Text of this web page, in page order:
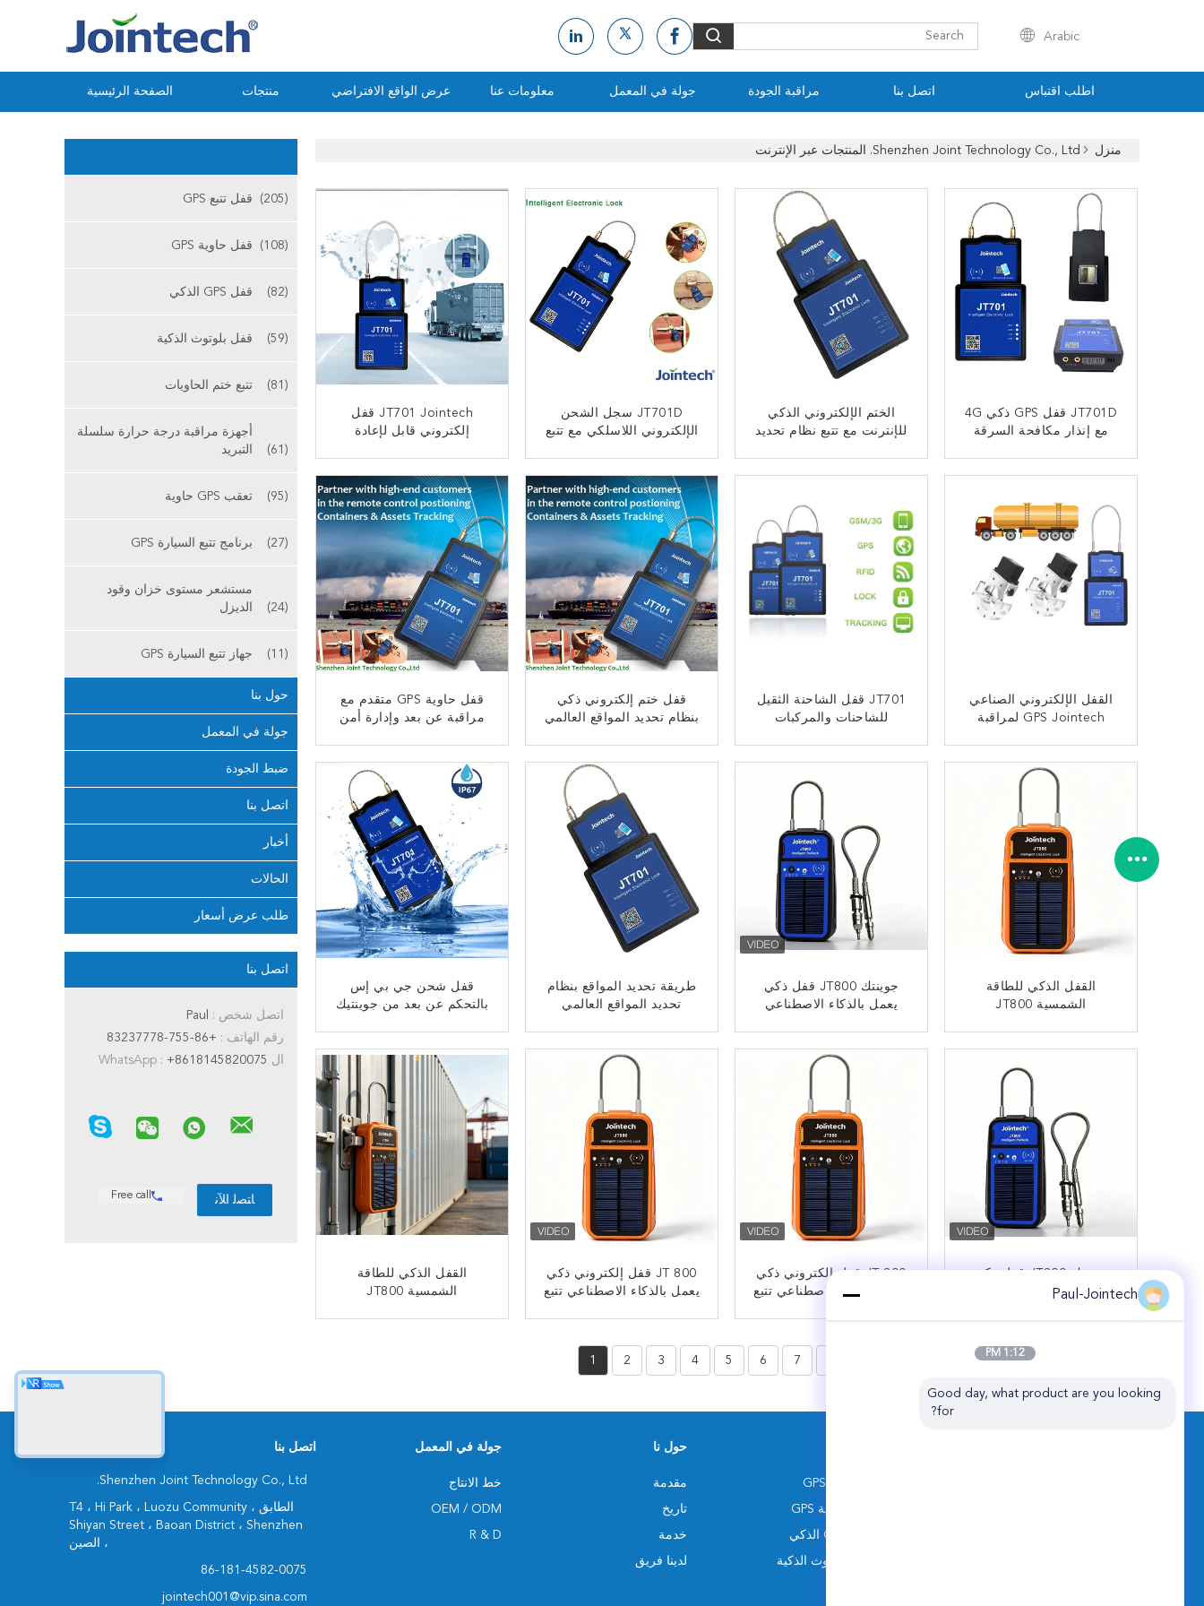
Arabic
الصفحة الرئيسية منتجات عرض الواقع الافتراضي معلومات عنا جولة في المعمل مراقبة الجودة اتصل بنا اطلب اقتباس
قفل تتبع GPS (205)
قفل حاوية GPS (108)
قفل GPS الذكي (82)
قفل بلوتوث الذكية (59)
تتبع ختم الحاويات (81)
أجهزة مراقبة درجة حرارة سلسلة
التبريد
(61)
تعقب GPS حاوية (95)
برنامج تتبع السيارة GPS (27)
مستشعر مستوى خزان وقود
الديزل
(24)
جهاز تتبع السيارة GPS (11)
حول بنا
جولة في المعمل
ضبط الجودة
اتصل بنا
أخبار
الحالات
طلب عرض أسعار
اتصل بنا
اتصل شخص :
رقم الهاتف : +86-755-83237778
ال WhatsApp : +8618145820075
Free call
منزل Shenzhen Joint Technology Co., Ltd. المنتجات عبر الإنترنت
JT701 Jointech قفل
إلكتروني قابل لإعادة
عالية القيمة
ﺎﺘﺼﻟ ﺍﻶﻧ
JT701D سجل الشحن
الإلكتروني اللاسلكي مع تتبع
ﺎﺘﺼﻟ ﺍﻶﻧ
الختم الإلكتروني الذكي
للإنترنت مع تتبع نظام تحديد
ﺎﺘﺼﻟ ﺍﻶﻧ
JT701D قفل GPS ذكي 4G
مع إنذار مكافحة السرقة
ﺎﺘﺼﻟ ﺍﻶﻧ
قفل حاوية GPS متقدم مع
مراقبة عن بعد وإدارة أمن
ﺎﺘﺼﻟ ﺍﻶﻧ
قفل ختم إلكتروني ذكي
بنظام تحديد المواقع العالمي
Jointech JT701
ﺎﺘﺼﻟ ﺍﻶﻧ
JT701 قفل الشاحنة الثقيل
للشاحنات والمركبات
ﺎﺘﺼﻟ ﺍﻶﻧ
القفل الإلكتروني الصناعي
GPS Jointech لمراقبة
ﺎﺘﺼﻟ ﺍﻶﻧ
قفل شحن جي بي إس
بالتحكم عن بعد من جوينتيك
ﺎﺘﺼﻟ ﺍﻶﻧ
طريقة تحديد المواقع بنظام
تحديد المواقع العالمي
كجم الملحقات المتضمنة
حل تتبع لإدارة الأسطول
وأمن الأصول
ﺎﺘﺼﻟ ﺍﻶﻧ
جوينتك JT800 قفل ذكي
يعمل بالذكاء الاصطناعي
ﺎﺘﺼﻟ ﺍﻶﻧ
القفل الذكي للطاقة
الشمسية JT800
ﺎﺘﺼﻟ ﺍﻶﻧ
القفل الذكي للطاقة
الشمسية JT800
JT 800 قفل إلكتروني ذكي
يعمل بالذكاء الاصطناعي تتبع
قفل تعقب GPS
JT 800 قفل إلكتروني ذكي
يعمل بالذكاء الاصطناعي تتبع
قفل تعقب GPS
جوينتك JT800 قفل ذكي
يعمل بالذكاء الاصطناعي
1 2 3 4 5 6 7
قفل حاوية GPS
قفل بلوتوث الذكية
حول نا
مقدمة
تاريخ
خدمة
لدينا فريق
جولة في المعمل
خط الانتاج
OEM / ODM
R & D
اتصل بنا
Shenzhen Joint Technology Co., Ltd.
الطابق T4 ، Hi Park ، Luozu Community ،
Shiyan Street ، Baoan District ، Shenzhen
، الصين
86-181-4582-0075
jointech001@vip.sina.com
Paul-Jointech
1:12 PM
Good day, what product are you looking
for?